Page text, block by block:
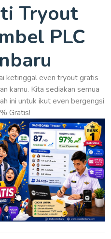
Tryout
PLC
ketinggal even tryout gratis
kamu. Kita sediakan semua
ini untuk ikut even bergengsi
Gratis!